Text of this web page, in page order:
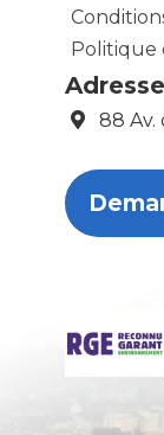
Politique
88 Av.